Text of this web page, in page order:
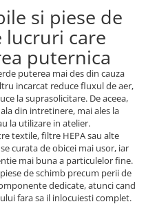
si piese de
lucruri care
puternica
puterea mai des din cauza
incarcat reduce fluxul de aer,
la suprasolicitare. De aceea,
din intretinere, mai ales la
la utilizare in atelier.
textile, filtre HEPA sau alte
curata de obicei mai usor, iar
mai buna a particulelor fine.
de schimb precum perii de
dedicate, atunci cand
fara sa il inlocuiesti complet.